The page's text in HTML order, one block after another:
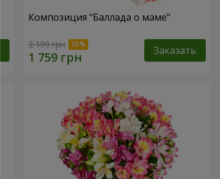
Композиция "Баллада о маме"
2 199 грн Заказать